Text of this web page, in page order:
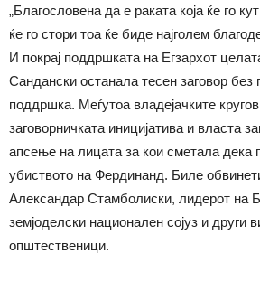
„Благословена да е раката која ќе го
ќе го стори тоа ќе биде најголем
И покрај поддршката на Егзархот
Сандански останала тесен заговор без
поддршка. Меѓутоа владејачките
заговорничката иницијатива и власта
апсење на лицата за кои сметала дека
убиството на Фердинанд. Биле
Александар Стамболиски, лидерот на
земјоделски национален сојуз и други
општественици.